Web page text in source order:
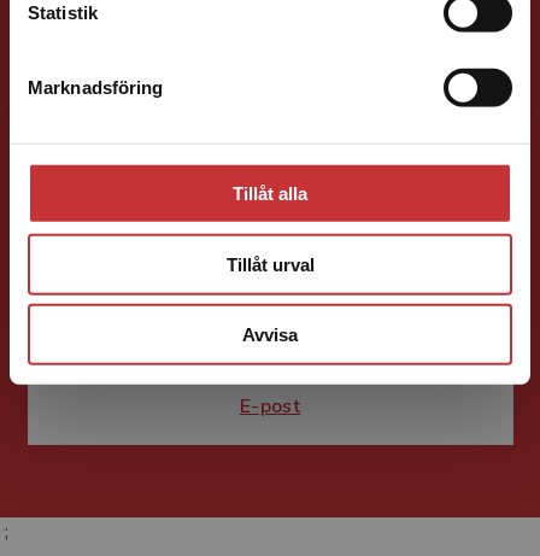
Statistik
Marknadsföring
Tillåt alla
Tillåt urval
Avvisa
Fritjof Janson
Förlagskoordinator Kurslitteratur och
Kompetensutveckling
046-31 22 57
E-post
;